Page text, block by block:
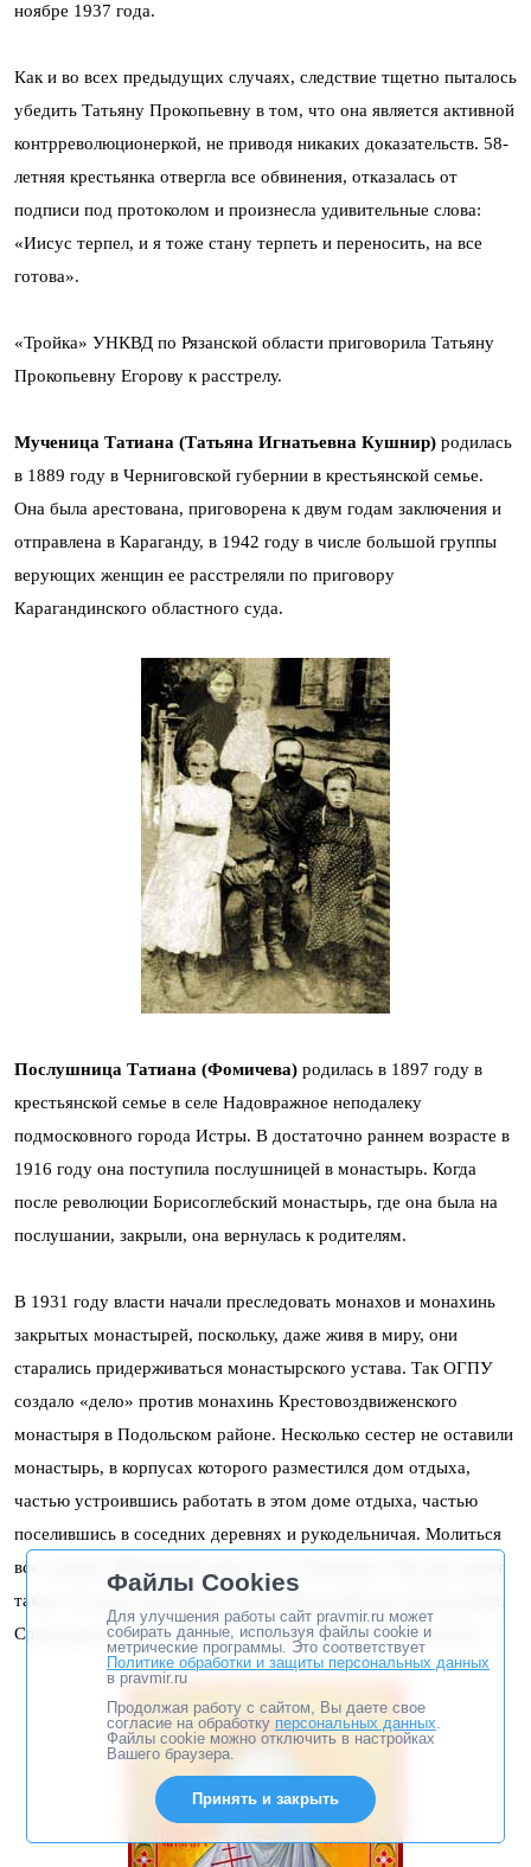
ноябре 1937 года.
Как и во всех предыдущих случаях, следствие тщетно пыталось
убедить Татьяну Прокопьевну в том, что она является активной
контрреволюционеркой, не приводя никаких доказательств. 58-
летняя крестьянка отвергла все обвинения, отказалась от
подписи под протоколом и произнесла удивительные слова:
«Иисус терпел, и я тоже стану терпеть и переносить, на все
готова».
«Тройка» УНКВД по Рязанской области приговорила Татьяну
Прокопьевну Егорову к расстрелу.
Мученица Татиана (Татьяна Игнатьевна Кушнир) родилась
в 1889 году в Черниговской губернии в крестьянской семье.
Она была арестована, приговорена к двум годам заключения и
отправлена в Караганду, в 1942 году в числе большой группы
верующих женщин ее расстреляли по приговору
Карагандинского областного суда.
Послушница Татиана (Фомичева) родилась в 1897 году в
крестьянской семье в селе Надовражное неподалеку
подмосковного города Истры. В достаточно раннем возрасте в
1916 году она поступила послушницей в монастырь. Когда
после революции Борисоглебский монастырь, где она была на
послушании, закрыли, она вернулась к родителям.
В 1931 году власти начали преследовать монахов и монахинь
закрытых монастырей, поскольку, даже живя в миру, они
старались придерживаться монастырского устава. Так ОГПУ
создало «дело» против монахинь Крестовоздвиженского
монастыря в Подольском районе. Несколько сестер не оставили
монастырь, в корпусах которого разместился дом отдыха,
частью устроившись работать в этом доме отдыха, частью
поселившись в соседних деревнях и рукодельничая. Молиться
все ходили в Ильинский храм в селе Лемешево. Хор при храме
также состоял из инокинь и послушниц закрытых монастырей.
Среди других в хоре пела и послушница Татиана Фомичева.
Файлы Cookies
Для улучшения работы сайт pravmir.ru может
собирать данные, используя файлы cookie и
метрические программы. Это соответствует
Политике обработки и защиты персональных данных
в pravmir.ru
Продолжая работу с сайтом, Вы даете свое
согласие на обработку персональных данных.
Файлы cookie можно отключить в настройках
Вашего браузера.
Принять и закрыть